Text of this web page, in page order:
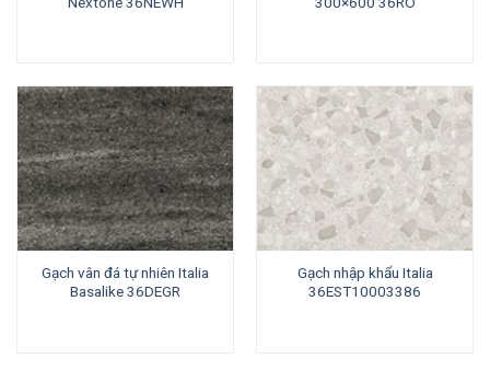
Gạch vân đá tự nhiên Italia
Basalike 36DEGR
Gạch nhập khẩu Italia
36EST10003386